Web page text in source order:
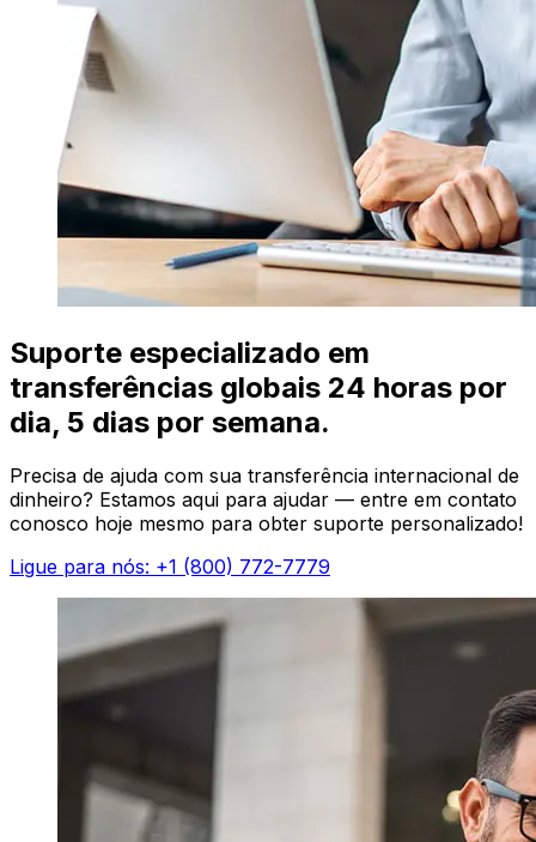
Suporte especializado em
transferências globais 24 horas por
dia, 5 dias por semana.
Precisa de ajuda com sua transferência internacional de
dinheiro? Estamos aqui para ajudar — entre em contato
conosco hoje mesmo para obter suporte personalizado!
Ligue para nós: +1 (800) 772-7779